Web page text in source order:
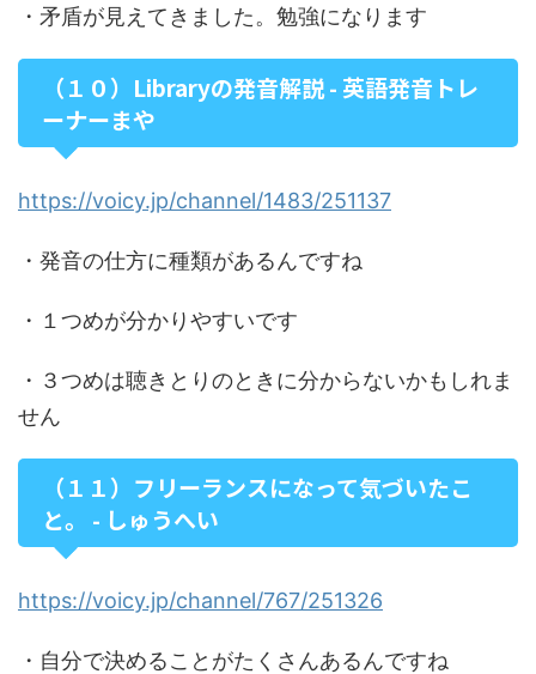
・矛盾が見えてきました。勉強になります
（１０）Libraryの発音解説 - 英語発音トレ
ーナーまや
https://voicy.jp/channel/1483/251137
・発音の仕方に種類があるんですね
・１つめが分かりやすいです
・３つめは聴きとりのときに分からないかもしれま
せん
（１１）フリーランスになって気づいたこ
と。 - しゅうへい
https://voicy.jp/channel/767/251326
・自分で決めることがたくさんあるんですね